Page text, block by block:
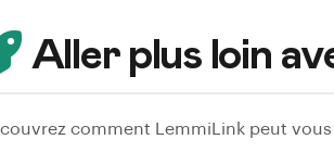
Aller plus loin
comment LemmiLink peut